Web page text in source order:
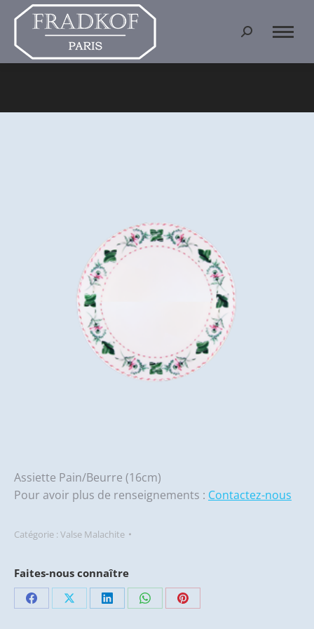
Recherche
Assiette Pain/Beurre (16cm)
Pour avoir plus de renseignements : Contactez-nous
Catégorie : Valse Malachite
Faites-nous connaître
PartagerPartagerPartagerPartagerPartager